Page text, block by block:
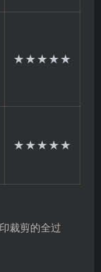
★★★★★
★★★★★
裁剪的全过